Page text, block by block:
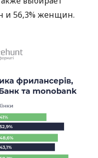
и 56,3% женщин.